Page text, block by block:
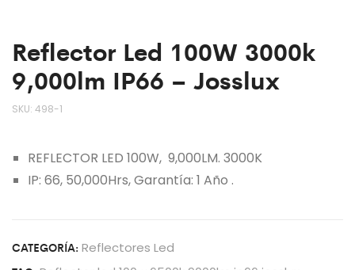
Reflector Led 100W 3000k
9,000lm IP66 – Josslux
SKU: 498-1
REFLECTOR LED 100W, 9,000LM. 3000K
IP: 66, 50,000Hrs, Garantía: 1 Año .
CATEGORÍA: Reflectores Led